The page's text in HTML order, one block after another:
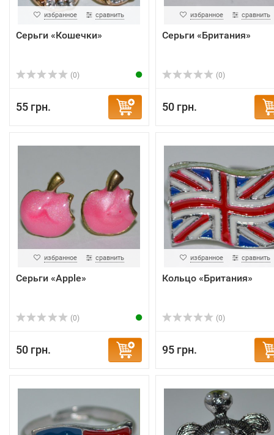
избранное сравнить
Серьги «Кошечки»
(0)
55 грн.
избранное сравнить
Серьги «Британия»
(0)
50 грн.
избранное сравнить
Серьги «Apple»
(0)
50 грн.
избранное сравнить
Кольцо «Британия»
(0)
95 грн.